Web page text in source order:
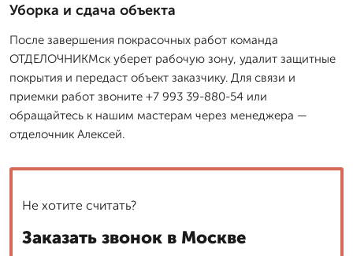
Уборка и сдача объекта
После завершения покрасочных работ команда
ОТДЕЛОЧНИКМск уберет рабочую зону, удалит защитные
покрытия и передаст объект заказчику. Для связи и
приемки работ звоните +7 993 39-880-54 или
обращайтесь к нашим мастерам через менеджера —
отделочник Алексей.
Не хотите считать?
Заказать звонок в Москве